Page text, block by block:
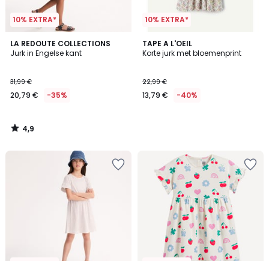
10% EXTRA*
LA REDOUTE COLLECTIONS
Jurk in Engelse kant
31,99 €
20,79 € -35%
4,9
/ 5
4,9
/
10% EXTRA*
TAPE A L'OEIL
Korte jurk met bloemenprint
22,99 €
13,79 € -40%